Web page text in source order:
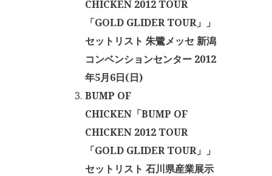
CHICKEN 2012 TOUR
「GOLD GLIDER TOUR」」
セットリスト 朱鷺メッセ 新潟
コンベンションセンター 2012
年5月6日(日)
BUMP OF
CHICKEN「BUMP OF
CHICKEN 2012 TOUR
「GOLD GLIDER TOUR」」
セットリスト 石川県産業展示